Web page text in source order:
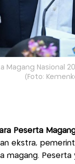
Magang Nasional
(Foto:
Peserta
ekstra,
magang.